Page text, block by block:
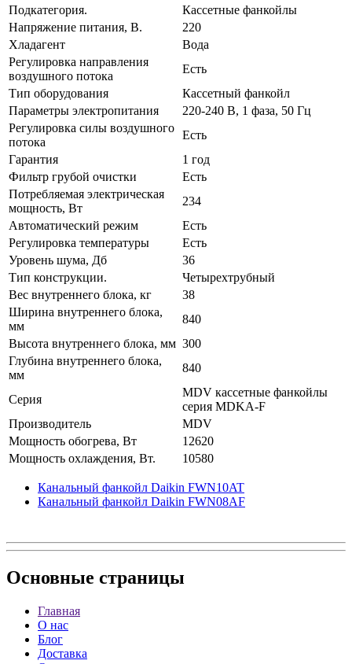
Подкатегория.
Кассетные фанкойлы
Напряжение питания, В.
220
Хладагент
Вода
Регулировка направления
воздушного потока
Есть
Тип оборудования
Кассетный фанкойл
Параметры электропитания
220-240 В, 1 фаза, 50 Гц
Регулировка силы воздушного
потока
Есть
Гарантия
1 год
Фильтр грубой очистки
Есть
Потребляемая электрическая
мощность, Вт
234
Автоматический режим
Есть
Регулировка температуры
Есть
Уровень шума, Дб
36
Тип конструкции.
Четырехтрубный
Вес внутреннего блока, кг
38
Ширина внутреннего блока,
мм
840
Высота внутреннего блока, мм 300
Глубина внутреннего блока,
мм
840
Серия
MDV кассетные фанкойлы
серия MDKA-F
Производитель
MDV
Мощность обогрева, Вт
12620
Мощность охлаждения, Вт.
10580
Канальный фанкойл Daikin FWN10AT
Канальный фанкойл Daikin FWN08AF
Основные страницы
Главная
О нас
Блог
Доставка